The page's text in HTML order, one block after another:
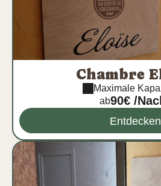
Chambre
Maximale
ab90€ /
Entdecken